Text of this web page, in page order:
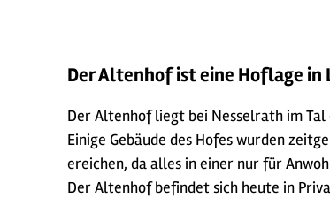
Der Altenhof ist eine Hoflage in
Der Altenhof liegt bei Nesselrath im Tal
Einige Gebäude des Hofes wurden
ereichen, da alles in einer nur für
Der Altenhof befindet sich heute in